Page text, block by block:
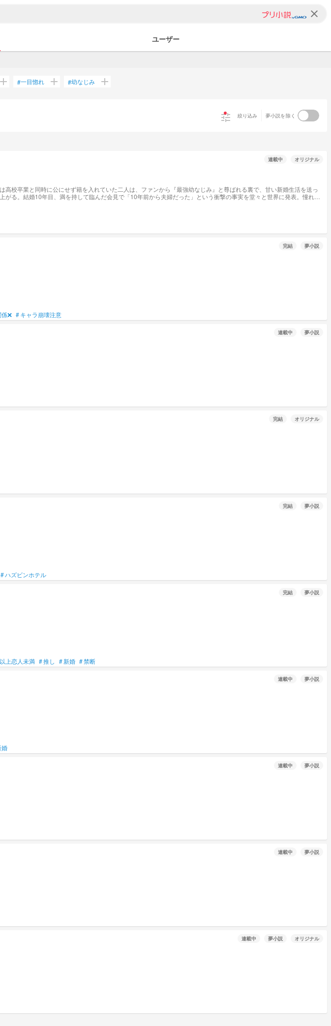
clear
ユーザー
add #一目惚れ add #幼なじみ add
tune 絞り込み 夢小説を除く
連載中 オリジナル
校卒業と同時に公にせず籍を入れていた二人は、ファンから『最強幼なじみ』と尊ばれる裏で、甘い新婚生活を送っ
る。結婚10年目、満を持して臨んだ会見で「10年前から夫婦だった」という衝撃の事実を堂々と世界に発表。憧れる
完結 夢小説
❌ #キャラ崩壊注意
連載中 夢小説
完結 オリジナル
完結 夢小説
#ハズビンホテル
完結 夢小説
上恋人未満 #推し #新婚 #禁断
連載中 夢小説
婚
連載中 夢小説
連載中 夢小説
連載中 夢小説 オリジナル